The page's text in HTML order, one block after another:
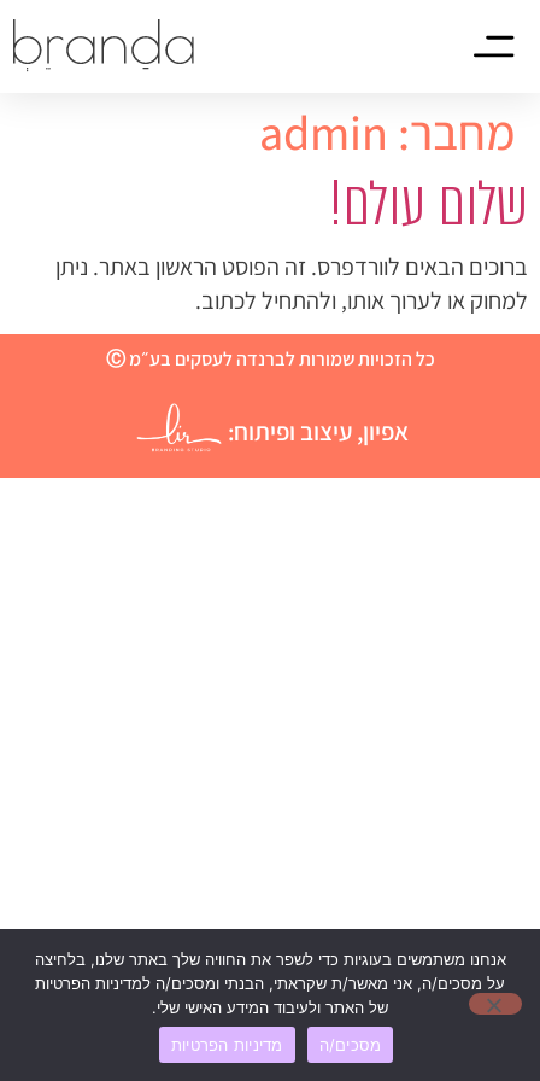
מחבר: admin
שלום עולם!
ברוכים הבאים לוורדפרס. זה הפוסט הראשון באתר. ניתן
למחוק או לערוך אותו, ולהתחיל לכתוב.
כל הזכויות שמורות לברנדה לעסקים בע״מ Ⓒ
אפיון, עיצוב ופיתוח:
אנחנו משתמשים בעוגיות כדי לשפר את החוויה שלך באתר שלנו, בלחיצה
על מסכים/ה, אני מאשר/ת שקראתי, הבנתי ומסכים/ה למדיניות הפרטיות
של האתר ולעיבוד המידע האישי שלי.
מסכים/ה
מדיניות הפרטיות